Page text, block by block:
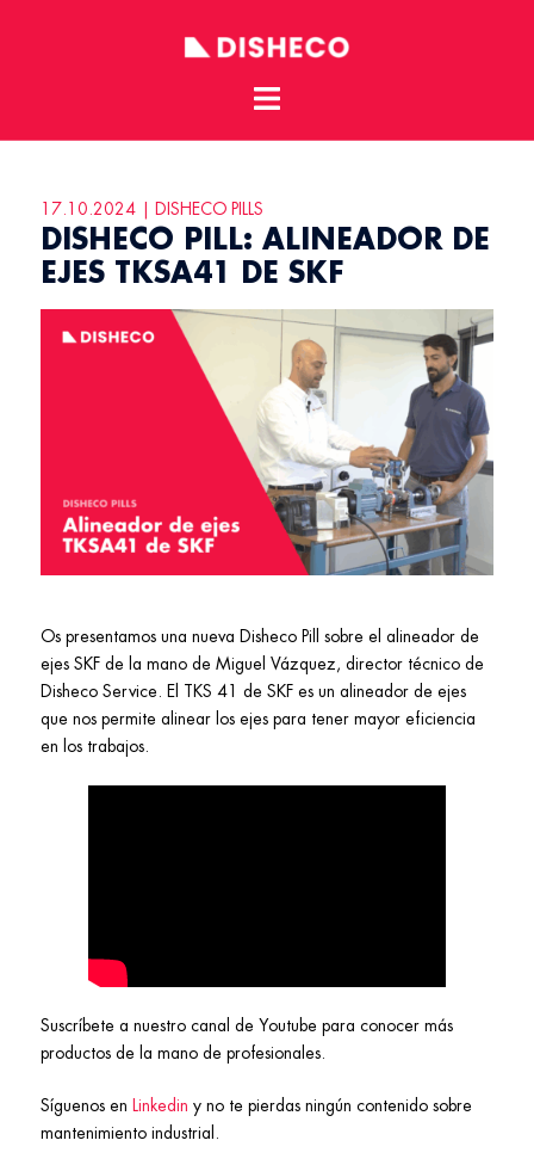
content
Toggle
menu
17.10.2024 | DISHECO PILLS
DISHECO PILL: ALINEADOR DE
EJES TKSA41 DE SKF
Os presentamos una nueva Disheco Pill sobre el alineador de
ejes SKF de la mano de Miguel Vázquez, director técnico de
Disheco Service. El TKS 41 de SKF es un alineador de ejes
que nos permite alinear los ejes para tener mayor eficiencia
en los trabajos.
Suscríbete a nuestro canal de Youtube para conocer más
productos de la mano de profesionales.
Síguenos en Linkedin y no te pierdas ningún contenido sobre
mantenimiento industrial.